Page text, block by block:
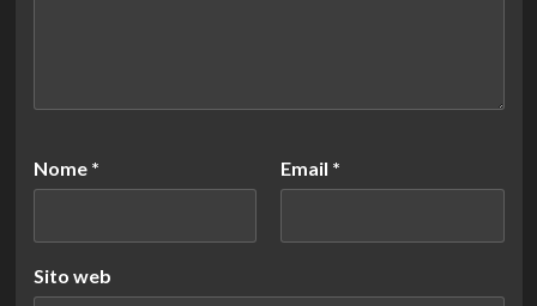
Nome * Email *
Sito web